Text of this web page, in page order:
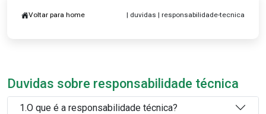
Voltar para home | duvidas | responsabilidade-tecnica
Duvidas sobre responsabilidade técnica
1.O que é a responsabilidade técnica?